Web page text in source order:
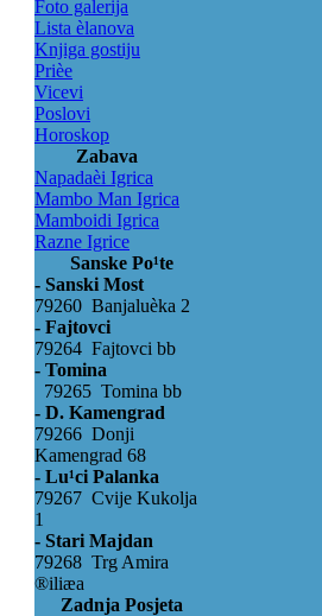
Foto galerija
Lista èlanova
Knjiga gostiju
Prièe
Vicevi
Poslovi
Horoskop
Zabava
Napadaèi Igrica
Mambo Man Igrica
Mamboidi Igrica
Razne Igrice
Sanske Po¹te
- Sanski Most
79260 Banjaluèka 2
- Fajtovci
79264 Fajtovci bb
- Tomina
79265 Tomina bb
- D. Kamengrad
79266 Donji
Kamengrad 68
- Lu¹ci Palanka
79267 Cvije Kukolja
1
- Stari Majdan
79268 Trg Amira
®iliæa
Zadnja Posjeta